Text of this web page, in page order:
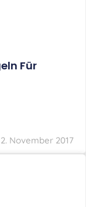
Für
2. November 2017